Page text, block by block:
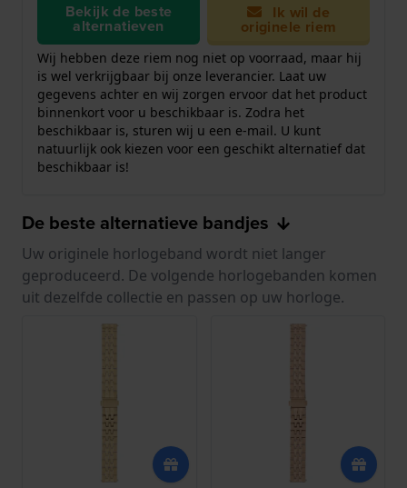
Bekijk de beste
alternatieven
Ik wil de
originele riem
Wij hebben deze riem nog niet op voorraad, maar hij
is wel verkrijgbaar bij onze leverancier. Laat uw
gegevens achter en wij zorgen ervoor dat het product
binnenkort voor u beschikbaar is. Zodra het
beschikbaar is, sturen wij u een e-mail. U kunt
natuurlijk ook kiezen voor een geschikt alternatief dat
beschikbaar is!
De beste alternatieve bandjes
Uw originele horlogeband wordt niet langer
geproduceerd. De volgende horlogebanden komen
uit dezelfde collectie en passen op uw horloge.